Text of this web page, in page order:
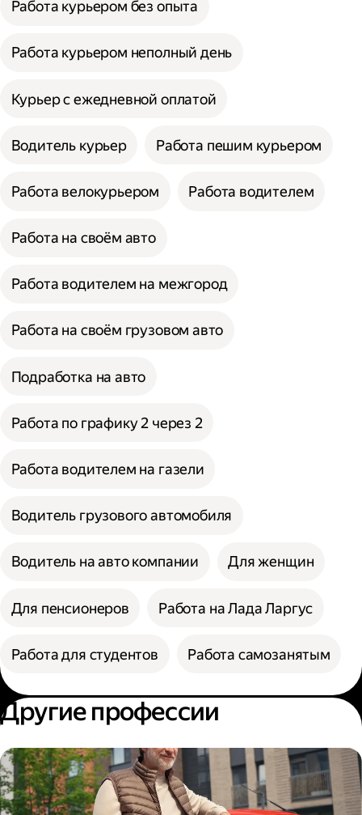
Работа курьером без опыта
Работа курьером неполный день
Курьер с ежедневной оплатой
Водитель курьер Работа пешим курьером
Работа велокурьером Работа водителем
Работа на своём авто
Работа водителем на межгород
Работа на своём грузовом авто
Подработка на авто
Работа по графику 2 через 2
Работа водителем на газели
Водитель грузового автомобиля
Водитель на авто компании Для женщин
Для пенсионеров Работа на Лада Ларгус
Работа для студентов Работа самозанятым
Другие профессии